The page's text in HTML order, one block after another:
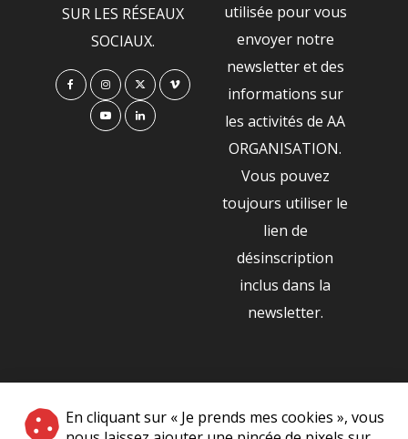
En cliquant sur « Je prends mes cookies », vous
SUR LES RÉSEAUX
SOCIAUX.
utilisée pour vous
envoyer notre
newsletter et des
informations sur
les activités de AA
ORGANISATION.
Vous pouvez
toujours utiliser le
lien de
désinscription
inclus dans la
newsletter.
NOS PARTENAIRES
|